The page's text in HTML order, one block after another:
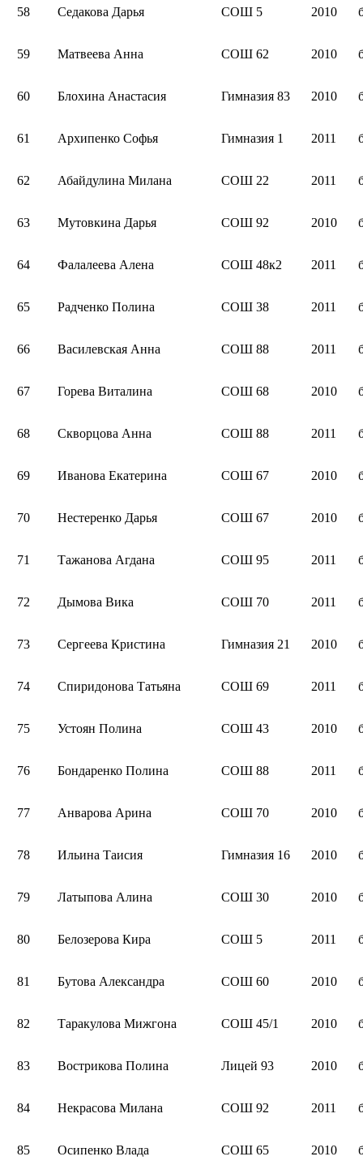
58 Седакова Дарья СОШ 5 2010
59 Матвеева Анна СОШ 62 2010
60 Блохина Анастасия Гимназия 83 2010
61 Архипенко Софья Гимназия 1 2011
62 Абайдулина Милана СОШ 22 2011
63 Мутовкина Дарья СОШ 92 2010
64 Фалалеева Алена СОШ 48к2 2011
65 Радченко Полина СОШ 38 2011
66 Василевская Анна СОШ 88 2011
67 Горева Виталина СОШ 68 2010
68 Скворцова Анна СОШ 88 2011
69 Иванова Екатерина СОШ 67 2010
70 Нестеренко Дарья СОШ 67 2010
71 Тажанова Агдана СОШ 95 2011
72 Дымова Вика СОШ 70 2011
73 Сергеева Кристина Гимназия 21 2010
74 Спиридонова Татьяна СОШ 69 2011
75 Устоян Полина СОШ 43 2010
76 Бондаренко Полина СОШ 88 2011
77 Анварова Арина СОШ 70 2010
78 Ильина Таисия Гимназия 16 2010
79 Латыпова Алина СОШ 30 2010
80 Белозерова Кира СОШ 5 2011
81 Бутова Александра СОШ 60 2010
82 Таракулова Мижгона СОШ 45/1 2010
83 Вострикова Полина Лицей 93 2010
84 Некрасова Милана СОШ 92 2011
85 Осипенко Влада СОШ 65 2010